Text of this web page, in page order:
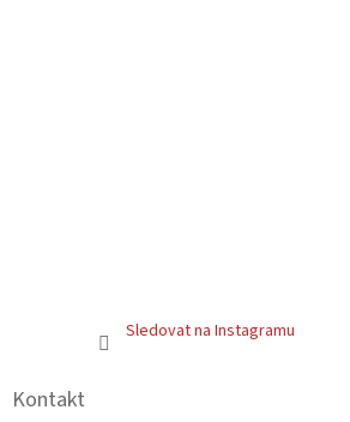
Sledovat na Instagramu
Kontakt